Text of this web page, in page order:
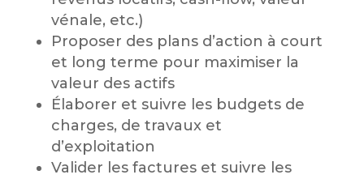
vénale, etc.)
Proposer des plans d’action à court
et long terme pour maximiser la
valeur des actifs
Élaborer et suivre les budgets de
charges, de travaux et
d’exploitation
Valider les factures et suivre les